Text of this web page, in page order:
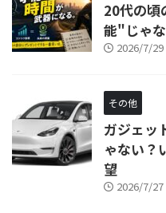
20代の頃
能"じゃ
2026/7/29
その他
ガジェッ
ゃない？
望
2026/7/27